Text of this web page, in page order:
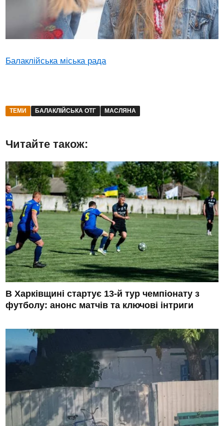
Балаклійська міська рада
ТЕМИ БАЛАКЛІЙСЬКА ОТГ МАСЛЯНА
Читайте також:
В Харківщині стартує 13-й тур чемпіонату з
футболу: анонс матчів та ключові інтриги